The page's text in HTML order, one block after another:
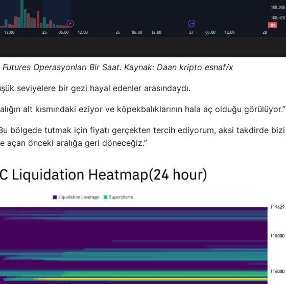
Operasyonları Bir Saat. Kaynak: Daan kripto esnaf/x
seviyelere bir gezi hayal edenler arasındaydı.
alt kısmındaki eziyor ve köpekbalıklarının hala aç olduğu görülüyor.”
bölgede tutmak için fiyatı gerçekten tercih ediyorum, aksi takdirde bizi
açan önceki aralığa geri döneceğiz.”